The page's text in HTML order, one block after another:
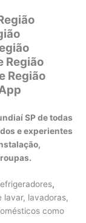
Região
Região
SP de todas
e experientes
,
lavar, lavadoras,
como